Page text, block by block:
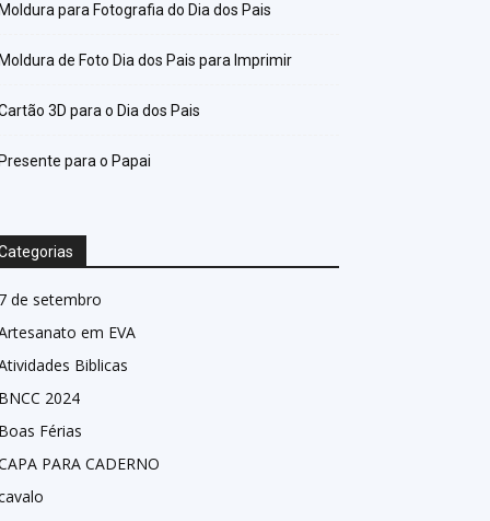
para Fotografia do Dia dos Pais
de Foto Dia dos Pais para Imprimir
3D para o Dia dos Pais
para o Papai
de setembro
em EVA
Biblicas
2024
Férias
PARA CADERNO